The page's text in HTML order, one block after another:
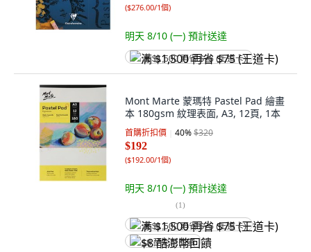
($276.00/1個)
明天 8/10 (一) 預計送達
满 $1,500 再省 $75 (王道卡)
Mont Marte 蒙瑪特 Pastel Pad 繪畫
本 180gsm 紋理表面, A3, 12頁, 1本
首購折扣價 40%$320
$192
($192.00/1個)
明天 8/10 (一) 預計送達
(1)
满 $1,500 再省 $75 (王道卡)
$8 酷澎幣回饋